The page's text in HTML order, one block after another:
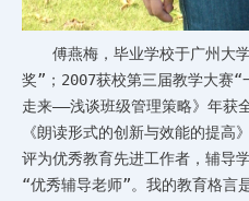
傅燕梅，毕业学校于广州大
奖”；2007获校第三届教学大赛
走来――浅谈班级管理策略》年获
《朗读形式的创新与效能的提高
评为优秀教育先进工作者，辅导
“优秀辅导老师”。我的教育格言